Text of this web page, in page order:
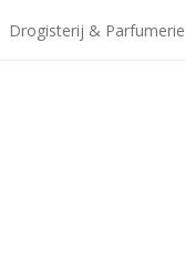
Drogisterij & Parfumerie